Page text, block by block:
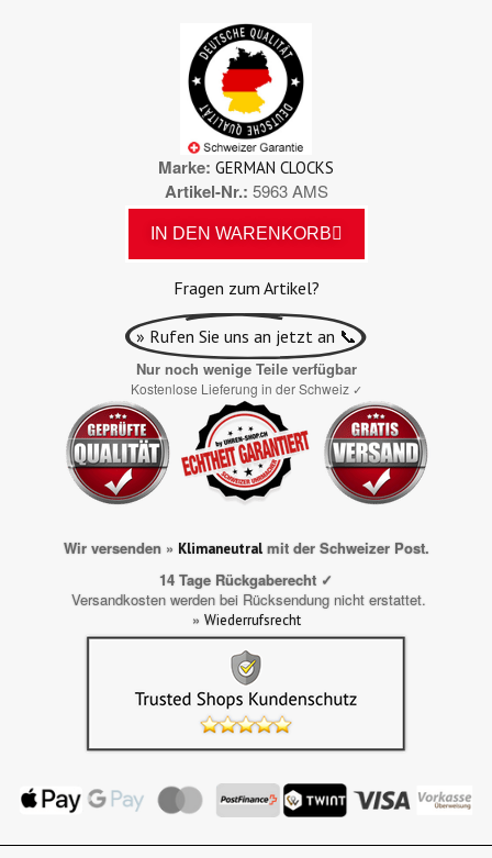
Marke GERMAN CLOCKS
Artikel-Nr. 5963 AMS
IN DEN WARENKORB
Fragen zum Artikel?
» Rufen Sie uns an jetzt an 📞
Nur noch wenige Teile verfügbar
Kostenlose Lieferung in der Schweiz ✓
Wir versenden » Klimaneutralmit der Schweizer Post.
14 Tage Rückgaberecht ✓
Versandkosten werden bei Rücksendung nicht erstattet.
» Wiederrufsrecht